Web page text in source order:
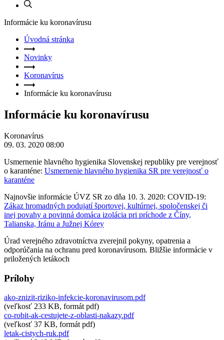
Informácie ku koronavírusu
Úvodná stránka
Novinky
Koronavírus
Informácie ku koronavírusu
Informácie ku koronavírusu
Koronavírus
09. 03. 2020 08:00
Usmernenie hlavného hygienika Slovenskej republiky pre verejnosť
o karanténe: Usmernenie hlavného hygienika SR pre verejnosť o
karanténe
Najnovšie informácie ÚVZ SR zo dňa 10. 3. 2020: COVID-19:
Zákaz hromadných podujatí športovej, kultúrnej, spoločenskej či
inej povahy a povinná domáca izolácia pri príchode z Číny,
Talianska, Iránu a Južnej Kórey
Úrad verejného zdravotníctva zverejnil pokyny, opatrenia a
odporúčania na ochranu pred koronavírusom. Bližšie informácie v
priložených letákoch
Prílohy
ako-znizit-riziko-infekcie-koronavirusom.pdf
(veľkosť 233 KB, formát pdf)
co-robit-ak-cestujete-z-oblasti-nakazy.pdf
(veľkosť 37 KB, formát pdf)
letak-cistych-ruk.pdf